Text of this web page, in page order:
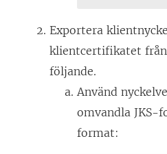
Exportera
klientcertifikatet
följande.
Använd
omvandla JKS-
format: